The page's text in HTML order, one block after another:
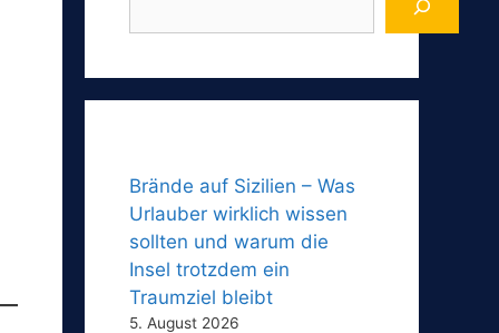
Brände auf Sizilien – Was
Urlauber wirklich wissen
sollten und warum die
Insel trotzdem ein
Traumziel bleibt
5. August 2026